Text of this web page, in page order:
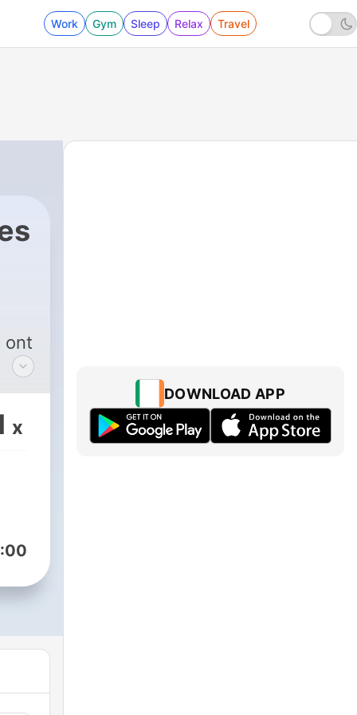
Work Gym Sleep Relax Travel
ont
x
DOWNLOAD APP